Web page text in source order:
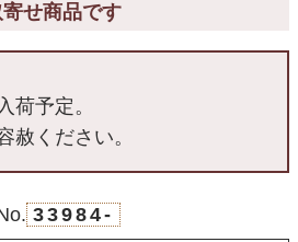
せ商品です
荷予定。
ください。
33984-